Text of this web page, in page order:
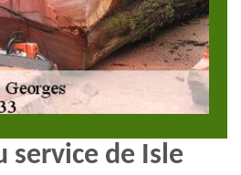
service de Isle